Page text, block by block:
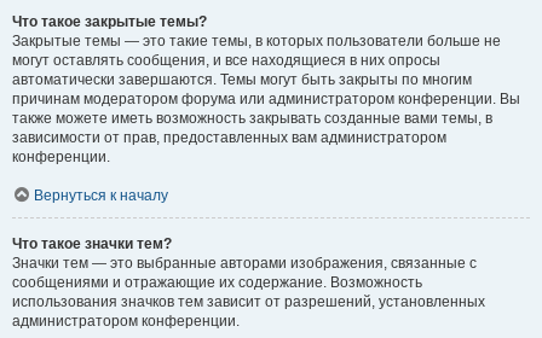
Что такое закрытые темы?
Закрытые темы — это такие темы, в которых пользователи больше не
могут оставлять сообщения, и все находящиеся в них опросы
автоматически завершаются. Темы могут быть закрыты по многим
причинам модератором форума или администратором конференции. Вы
также можете иметь возможность закрывать созданные вами темы, в
зависимости от прав, предоставленных вам администратором
конференции.
Вернуться к началу
Что такое значки тем?
Значки тем — это выбранные авторами изображения, связанные с
сообщениями и отражающие их содержание. Возможность
использования значков тем зависит от разрешений, установленных
администратором конференции.